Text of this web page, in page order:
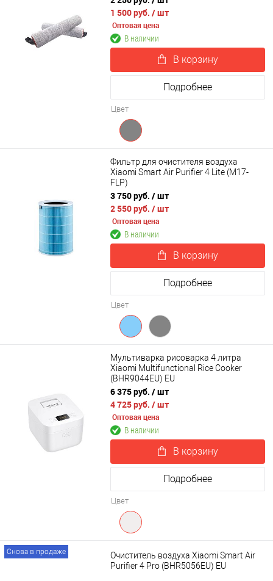
1 500 руб. / шт
Оптовая цена
В наличии
В корзину
Подробнее
Цвет
Фильтр для очистителя воздуха
Xiaomi Smart Air Purifier 4 Lite (M17-
FLP)
3 750 руб. / шт
2 550 руб. / шт
Оптовая цена
В наличии
В корзину
Подробнее
Цвет
Мультиварка рисоварка 4 литра
Xiaomi Multifunctional Rice Cooker
(BHR9044EU) EU
6 375 руб. / шт
4 725 руб. / шт
Оптовая цена
В наличии
В корзину
Подробнее
Цвет
Снова в продаже
Очиститель воздуха Xiaomi Smart Air
Purifier 4 Pro (BHR5056EU) EU